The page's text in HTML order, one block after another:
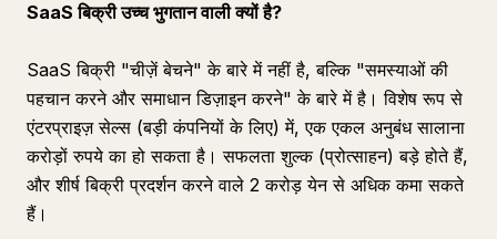
SaaS बिक्री उच्च भुगतान वाली क्यों है?
SaaS बिक्री "चीज़ें बेचने" के बारे में नहीं है, बल्कि "समस्याओं की
पहचान करने और समाधान डिज़ाइन करने" के बारे में है। विशेष रूप से
एंटरप्राइज़ सेल्स (बड़ी कंपनियों के लिए) में, एक एकल अनुबंध सालाना
करोड़ों रुपये का हो सकता है। सफलता शुल्क (प्रोत्साहन) बड़े होते हैं,
और शीर्ष बिक्री प्रदर्शन करने वाले 2 करोड़ येन से अधिक कमा सकते
हैं।